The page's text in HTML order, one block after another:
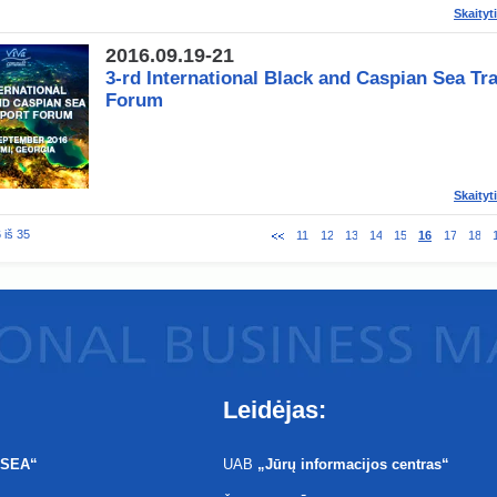
2016.09.19-21
3-rd International Black and Caspian Sea
Forum
iš 35 11 12 13 14 15 16 17 18
Leidėjas:
UAB „Jūrų informacijos centras“